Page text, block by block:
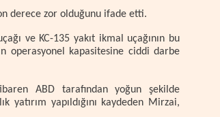
derece zor olduğunu ifade etti.
ve KC-135 yakıt ikmal uçağının bu
operasyonel kapasitesine ciddi darbe
ABD tarafından yoğun şekilde
yatırım yapıldığını kaydeden Mirzai,